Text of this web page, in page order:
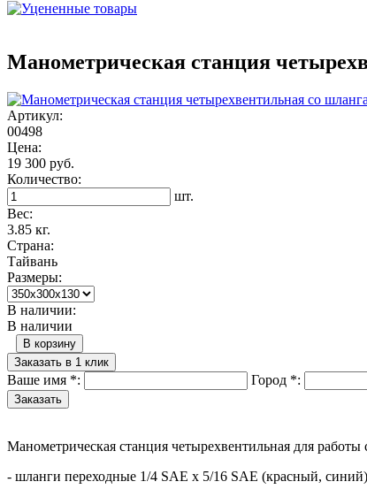
Манометрическая станция
Артикул:
00498
Цена:
19 300 руб.
Количество:
шт.
Вес:
3.85 кг.
Страна:
Тайвань
Размеры:
В наличии:
В наличии
В корзину
Заказать в 1 клик
Ваше имя *: Город *:
Манометрическая станция четырехвентильная для
- шланги переходные 1/4 SAE x 5/16 SAE (красный, синий)